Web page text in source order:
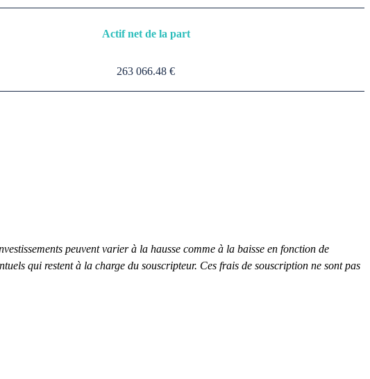
Actif net de la part
263 066.48 €
peuvent varier à la hausse comme à la baisse en fonction de
qui restent à la charge du souscripteur. Ces frais de souscription ne sont pas